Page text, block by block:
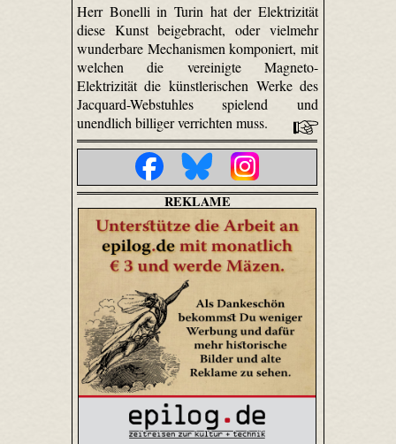
Herr Bonelli in Turin hat der Elektrizität
diese Kunst beigebracht, oder vielmehr
wunderbare Mechanismen komponiert, mit
welchen die vereinigte Magneto-
Elektrizität die künstlerischen Werke des
Jacquard-Webstuhles spielend und
unendlich billiger verrichten muss.
REKLAME